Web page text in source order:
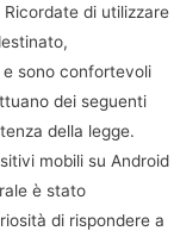
di utilizzare
sono confortevoli
dei seguenti
della legge.
mobili su Android
è stato
di rispondere a